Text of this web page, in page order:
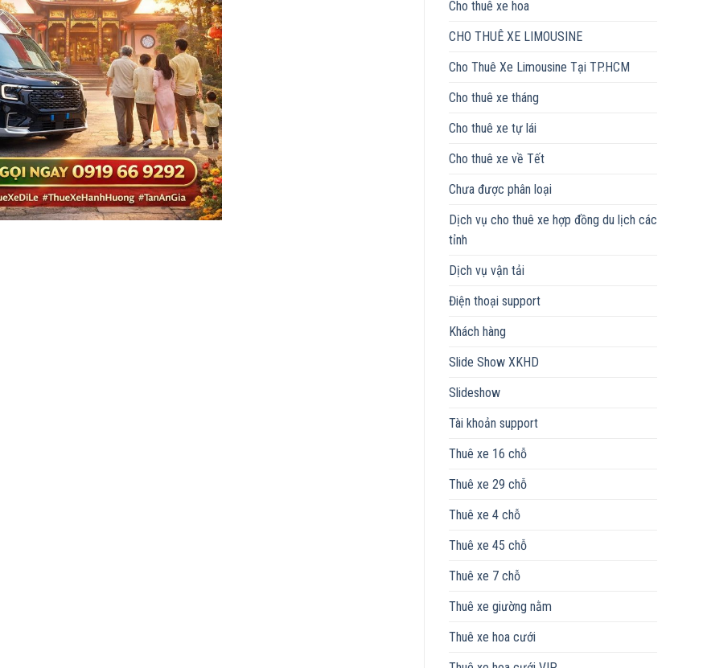
Cho thuê xe hoa
CHO THUÊ XE LIMOUSINE
Cho Thuê Xe Limousine Tại TP.HCM
Cho thuê xe tháng
Cho thuê xe tự lái
Cho thuê xe về Tết
Chưa được phân loại
Dịch vụ cho thuê xe hợp đồng du lịch các
tỉnh
Dịch vụ vận tải
Điện thoại support
Khách hàng
Slide Show XKHD
Slideshow
Tài khoản support
Thuê xe 16 chỗ
Thuê xe 29 chỗ
Thuê xe 4 chỗ
Thuê xe 45 chỗ
Thuê xe 7 chỗ
Thuê xe giường nằm
Thuê xe hoa cưới